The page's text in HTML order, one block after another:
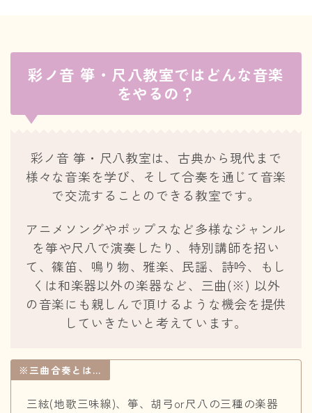
彩ノ音 箏・尺八教室ではどんな音楽
をやるの？
彩ノ音 箏・尺八教室は、古典から現代まで
様々な音楽を学び、そして合奏を通じて音楽
で交流することのできる教室です。
アニメソングやポップスなど多様なジャンル
を箏や尺八で演奏したり、特別講師を招い
て、篠笛、鳴り物、雅楽、民謡、詩吟、もし
くは和楽器以外の楽器など、三曲(※) 以外
の音楽にも親しんで頂けるような機会を提供
していきたいと考えています。
※三曲合奏とは…
三絃(地歌三味線)、箏、胡弓or尺八の三種の楽器